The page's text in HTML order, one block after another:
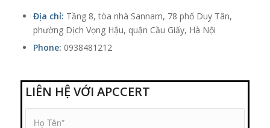
Địa chỉ: Tầng 8, tòa nhà Sannam, 78 phố Duy Tân,
phường Dịch Vọng Hậu, quận Cầu Giấy, Hà Nội
Phone: 0938481212
LIÊN HỆ VỚI APCCERT